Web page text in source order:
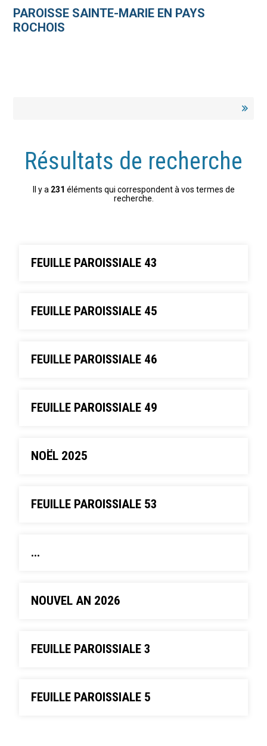
contenu.
personnelsPAROISSE SAINTE-MARIE EN PAYS
ROCHOIS
Résultats de recherche
Il y a 231 éléments qui correspondent à vos termes de
recherche.
FEUILLE PAROISSIALE 43
FEUILLE PAROISSIALE 45
FEUILLE PAROISSIALE 46
FEUILLE PAROISSIALE 49
NOËL 2025
FEUILLE PAROISSIALE 53
...
NOUVEL AN 2026
FEUILLE PAROISSIALE 3
FEUILLE PAROISSIALE 5